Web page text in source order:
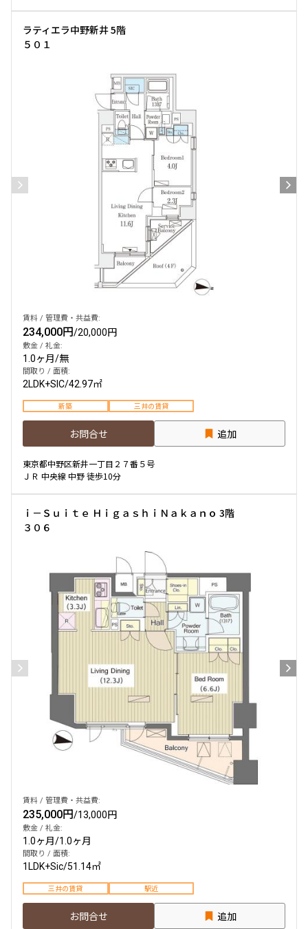
ラティエラ中野新井 5階
５０１
賃料 / 管理費・共益費:
234,000円/20,000円
敷金 / 礼金:
1.0ヶ月/無
間取り / 面積:
2LDK+SIC/42.97㎡
新築 三井の賃貸
お問合せ 追加
東京都中野区新井一丁目２７番５号
ＪＲ 中央線 中野 徒歩10分
ｉ－Ｓｕｉｔｅ ＨｉｇａｓｈｉＮａｋａｎｏ 3階
３０６
賃料 / 管理費・共益費:
235,000円/13,000円
敷金 / 礼金:
1.0ヶ月/1.0ヶ月
間取り / 面積:
1LDK+Sic/51.14㎡
三井の賃貸 駅近
お問合せ 追加